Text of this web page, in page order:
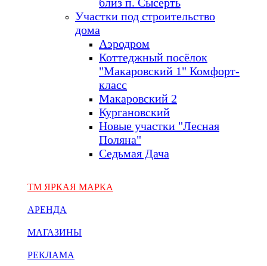
Участки под строительство
дома
Аэродром
Коттеджный посёлок
"Макаровский 1" Комфорт-
класс
Макаровский 2
Кургановский
Новые участки "Лесная
Поляна"
Седьмая Дача
ТМ ЯРКАЯ МАРКА
АРЕНДА
МАГАЗИНЫ
РЕКЛАМА